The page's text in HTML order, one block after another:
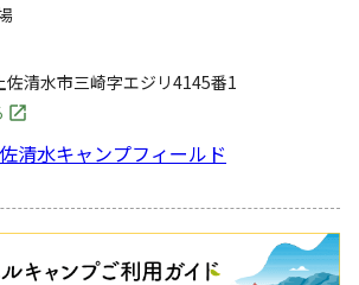
佐清水市三崎字エジリ4145番1